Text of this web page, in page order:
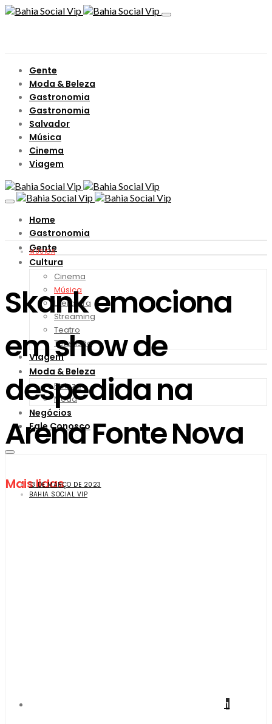
Gente
Moda & Beleza
Gastronomia
Gastronomia
Salvador
Música
Cinema
Viagem
Home
Gastronomia
Gente
Cultura
Cinema
Música
Literatura
Streaming
Teatro
Televisão
Viagem
Moda & Beleza
Beleza
Moda
Negócios
Fale Conosco
Mais lidas
1
MÚSICA
Skank emociona
em show de
despedida na
Arena Fonte Nova
13 DE MARÇO DE 2023
BAHIA SOCIAL VIP